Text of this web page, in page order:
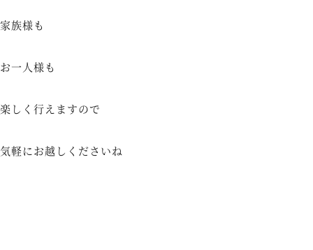
家族様も
お一人様も
楽しく行えますので
気軽にお越しくださいね